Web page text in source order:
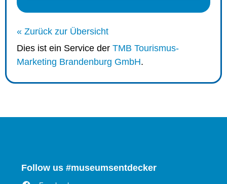
« Zurück zur Übersicht
Dies ist ein Service der TMB Tourismus-
Marketing Brandenburg GmbH.
Follow us #museumsentdecker